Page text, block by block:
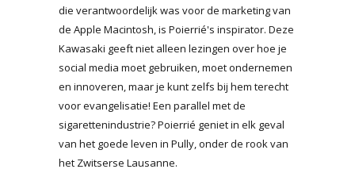
die verantwoordelijk was voor de marketing van
de Apple Macintosh, is Poierrié's inspirator. Deze
Kawasaki geeft niet alleen lezingen over hoe je
social media moet gebruiken, moet ondernemen
en innoveren, maar je kunt zelfs bij hem terecht
voor evangelisatie! Een parallel met de
sigarettenindustrie? Poierrié geniet in elk geval
van het goede leven in Pully, onder de rook van
het Zwitserse Lausanne.